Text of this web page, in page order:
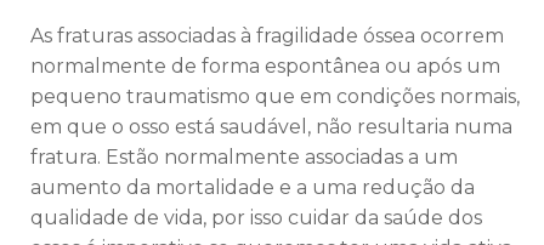
As fraturas associadas à fragilidade óssea ocorrem
normalmente de forma espontânea ou após um
pequeno traumatismo que em condições normais,
em que o osso está saudável, não resultaria numa
fratura. Estão normalmente associadas a um
aumento da mortalidade e a uma redução da
qualidade de vida, por isso cuidar da saúde dos